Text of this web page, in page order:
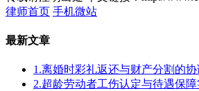
律师首页 手机微站
最新文章
1.离婚时彩礼返还与财产分割的
2.超龄劳动者工伤认定与待遇保障